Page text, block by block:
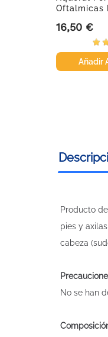
Oftalmicas
Precio
16,50 €
Añadir
Producto
pies y
cabeza
No se han